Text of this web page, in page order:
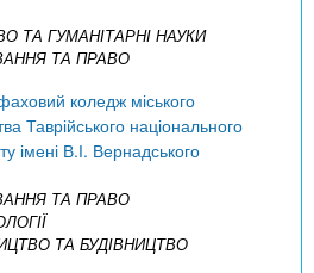
ТА ГУМАНІТАРНІ НАУКИ
ТА ПРАВО
коледж міського
Таврійського національного
імені В.І. Вернадського
ТА ПРАВО
ТА БУДІВНИЦТВО